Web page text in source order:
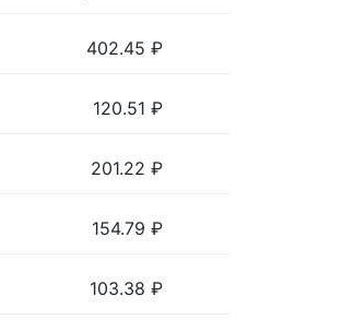
402.45 ₽
120.51 ₽
201.22 ₽
154.79 ₽
103.38 ₽